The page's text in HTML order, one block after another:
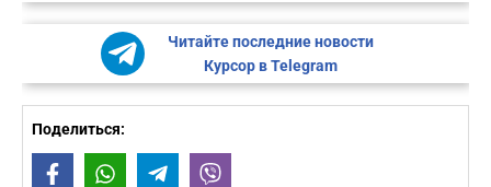
Читайте последние новости
Курсор в Telegram
Поделиться:
FacebookWhatsAppTelegram